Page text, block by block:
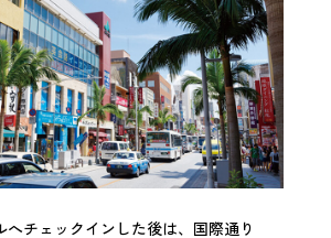
へチェックインした後は、国際通り